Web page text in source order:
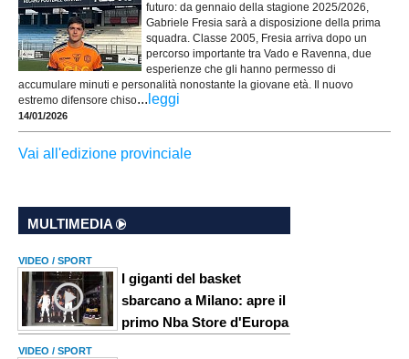
futuro: da gennaio della stagione 2025/2026,
Gabriele Fresia sarà a disposizione della prima
squadra. Classe 2005, Fresia arriva dopo un
percorso importante tra Vado e Ravenna, due
esperienze che gli hanno permesso di
accumulare minuti e personalità nonostante la giovane età. Il nuovo
estremo difensore chiso... leggi
14/01/2026
Vai all'edizione provinciale
MULTIMEDIA
VIDEO / SPORT
I giganti del basket
sbarcano a Milano: apre il
primo Nba Store d'Europa
VIDEO / SPORT